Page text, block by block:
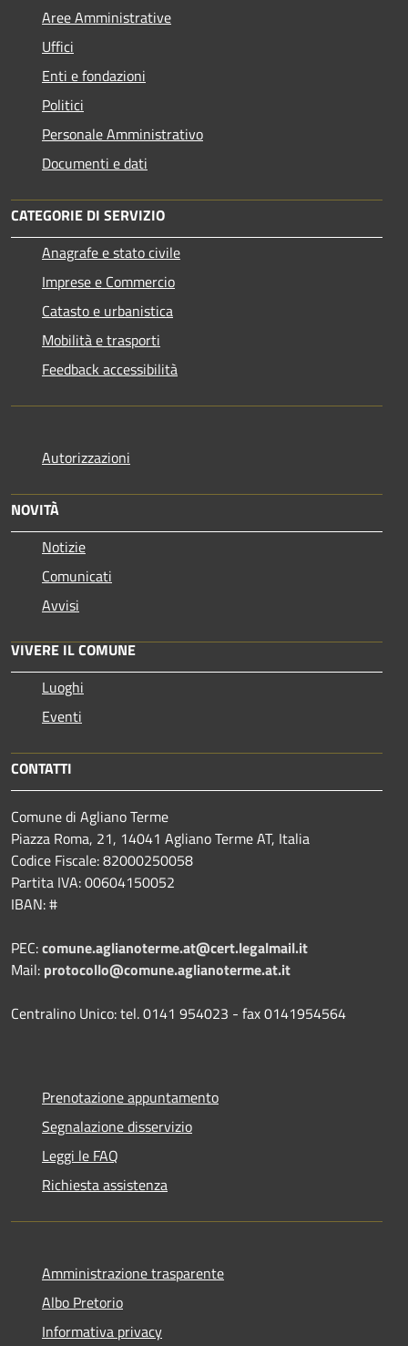
Aree Amministrative
Uffici
Enti e fondazioni
Politici
Personale Amministrativo
Documenti e dati
CATEGORIE DI SERVIZIO
Anagrafe e stato civile
Imprese e Commercio
Catasto e urbanistica
Mobilità e trasporti
Feedback accessibilità
Autorizzazioni
NOVITÀ
Notizie
Comunicati
Avvisi
VIVERE IL COMUNE
Luoghi
Eventi
CONTATTI
Comune di Agliano Terme
Piazza Roma, 21, 14041 Agliano Terme AT, Italia
Codice Fiscale: 82000250058
Partita IVA: 00604150052
IBAN: #
PEC:comune.aglianoterme.at@cert.legalmail.it
Mail: protocollo@comune.aglianoterme.at.it
Centralino Unico: tel. 0141 954023 - fax 0141954564
Prenotazione appuntamento
Segnalazione disservizio
Leggi le FAQ
Richiesta assistenza
Amministrazione trasparente
Albo Pretorio
Informativa privacy